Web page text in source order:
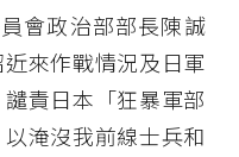
會政治部部長陳誠
來作戰情況及日軍
責日本「狂暴軍部
淹沒我前線士兵和